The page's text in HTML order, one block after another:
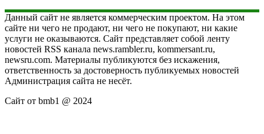
Данный сайт не является коммерческим проектом. На этом
сайте ни чего не продают, ни чего не покупают, ни какие
услуги не оказываются. Сайт представляет собой ленту
новостей RSS канала news.rambler.ru, kommersant.ru,
newsru.com. Материалы публикуются без искажения,
ответственность за достоверность публикуемых новостей
Администрация сайта не несёт.
Сайт от bmb1 @ 2024